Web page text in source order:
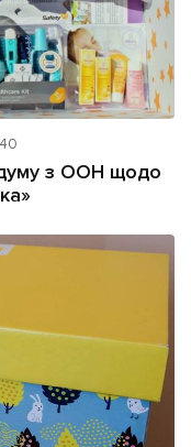
з ООН щодо